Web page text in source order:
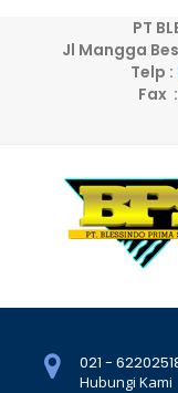
PT
Jl Mangga
Telp :
Fax
021 -
Hubungi Kami